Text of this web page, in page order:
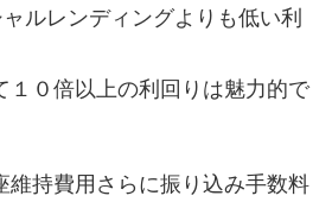
ルレンディングよりも低い利
１０倍以上の利回りは魅力的で
維持費用さらに振り込み手数料